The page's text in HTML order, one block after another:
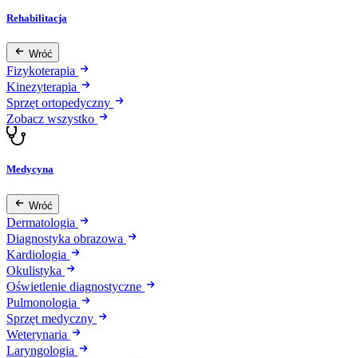
Rehabilitacja
Wróć
Fizykoterapia
Kinezyterapia
Sprzęt ortopedyczny
Zobacz wszystko
Medycyna
Wróć
Dermatologia
Diagnostyka obrazowa
Kardiologia
Okulistyka
Oświetlenie diagnostyczne
Pulmonologia
Sprzęt medyczny
Weterynaria
Laryngologia